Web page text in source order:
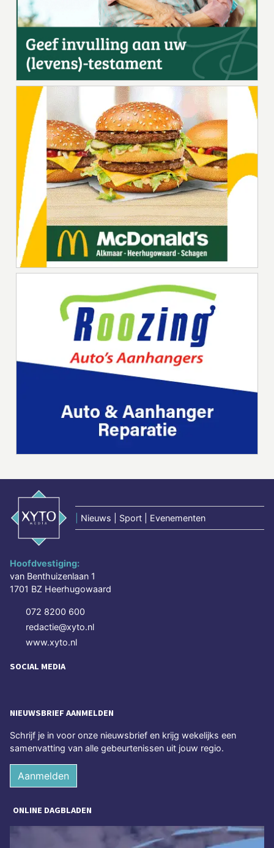
Nieuws | Sport | Evenementen
Hoofdvestiging:
van Benthuizenlaan 1
1701 BZ Heerhugowaard
072 8200 600
redactie@xyto.nl
www.xyto.nl
SOCIAL MEDIA
NIEUWSBRIEF AANMELDEN
Schrijf je in voor onze nieuwsbrief en krijg wekelijks een
samenvatting van alle gebeurtenissen uit jouw regio.
Aanmelden
ONLINE DAGBLADEN